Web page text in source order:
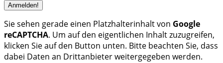
Sie sehen gerade einen Platzhalterinhalt von Google
reCAPTCHA. Um auf den eigentlichen Inhalt zuzugreifen,
klicken Sie auf den Button unten. Bitte beachten Sie, dass
dabei Daten an Drittanbieter weitergegeben werden.